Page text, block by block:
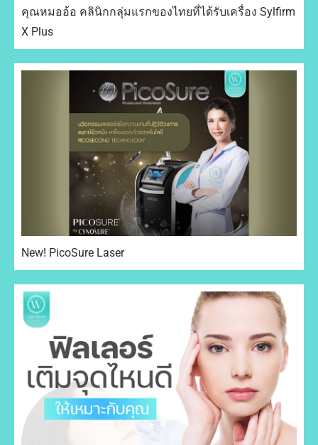
คุณหมออ้อ คลินิกกลุ่มแรกของไทยที่ได้รับเครื่อง Sylfirm
X Plus
New! PicoSure Laser